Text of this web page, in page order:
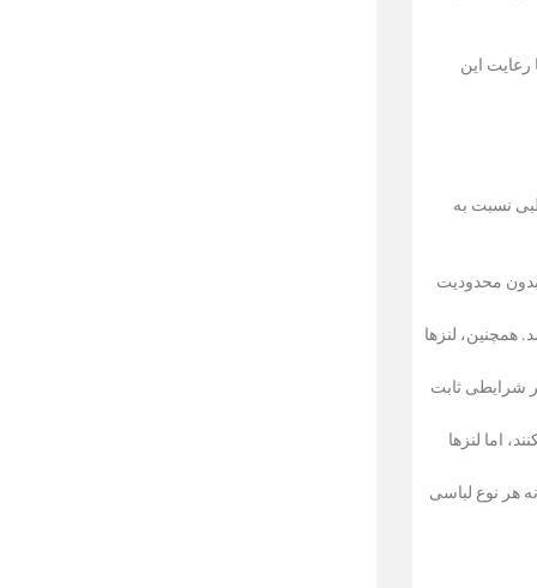
رعایت این
نسبت به
محدودیت
همچنین، لنزها
شرایطی ثابت
اما لنزها
هر نوع لباسی